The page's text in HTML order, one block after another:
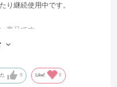
り継続使用中です。
商品です。
0 Like! 0